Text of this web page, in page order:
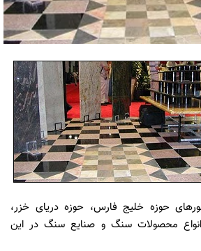
حوزه خلیج فارس، حوزه دریای خزر،
انواع محصولات سنگ و صنایع سنگ در این